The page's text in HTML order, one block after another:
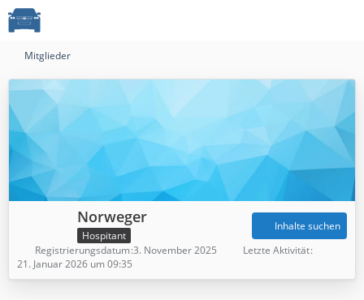
Mitglieder
Norweger
Hospitant
Inhalte suchen
Registrierungsdatum 3. November 2025
Letzte Aktivität
21. Januar 2026 um 09:35